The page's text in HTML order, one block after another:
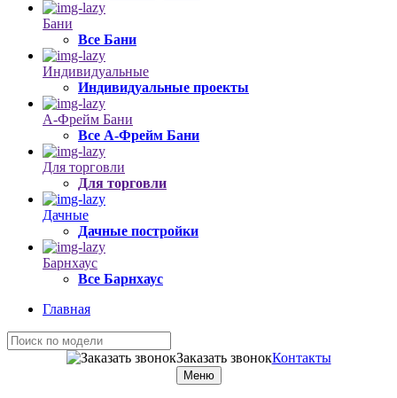
Бани
Все Бани
Индивидуальные
Индивидуальные проекты
А-Фрейм Бани
Все А-Фрейм Бани
Для торговли
Для торговли
Дачные
Дачные постройки
Барнхаус
Все Барнхаус
Главная
Заказать звонокКонтакты
Меню